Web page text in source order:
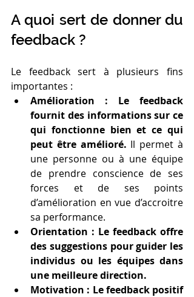
A quoi sert de donner du
feedback ?
Le feedback sert à plusieurs fins
importantes :
Amélioration : Le feedback
fournit des informations sur ce
qui fonctionne bien et ce qui
peut être amélioré. Il permet à
une personne ou à une équipe
de prendre conscience de ses
forces et de ses points
d’amélioration en vue d’accroitre
sa performance.
Orientation : Le feedback offre
des suggestions pour guider les
individus ou les équipes dans
une meilleure direction.
Motivation : Le feedback positif